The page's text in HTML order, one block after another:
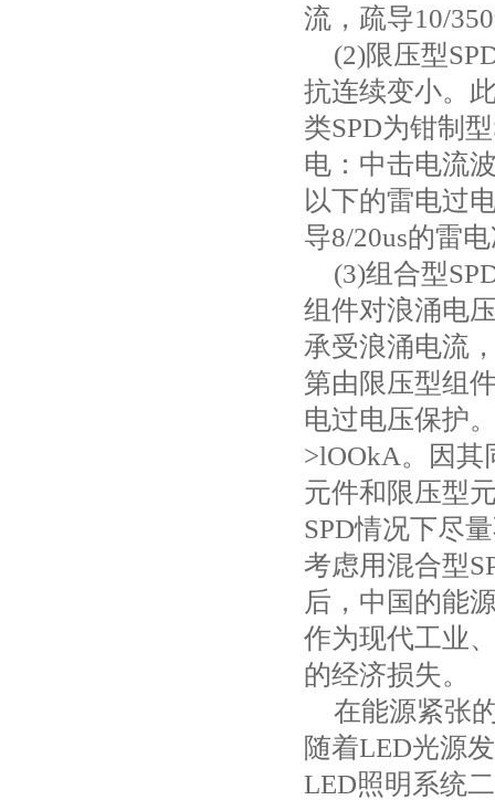
流，疏导10/
(2)限压型
抗连续变小。
类SPD为钳制型
电：中击电流
以下的雷电过
导8/20us的雷
(3)组合型
组件对浪涌电
承受浪涌电流
第由限压型组
电过电压保护
>lOOkA。因其
元件和限压型
SPD情况下尽
考虑用混合型
后，中国的能
作为现代工业
的经济损失。
在能源紧张
随着LED光源
LED照明系统